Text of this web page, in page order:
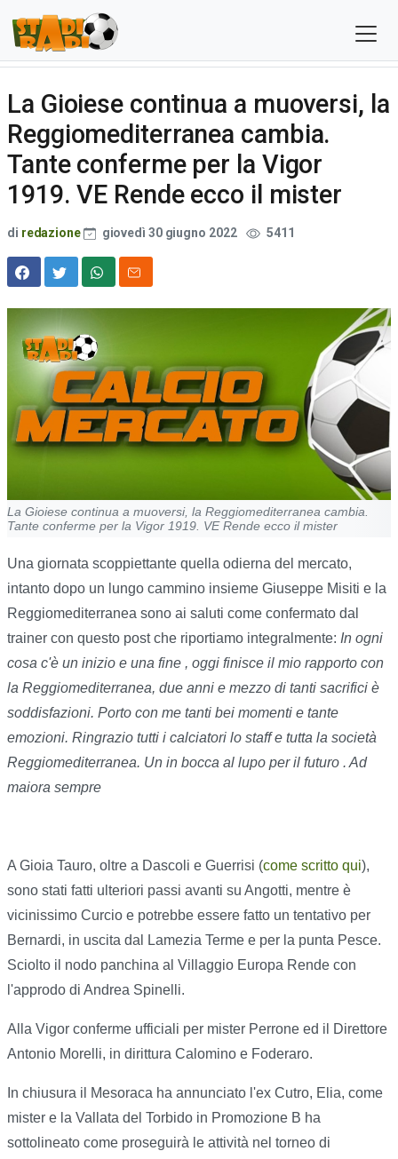
La Gioiese continua a muoversi, la
Reggiomediterranea cambia.
Tante conferme per la Vigor
1919. VE Rende ecco il mister
di redazione giovedì 30 giugno 2022 5411
La Gioiese continua a muoversi, la Reggiomediterranea cambia.
Tante conferme per la Vigor 1919. VE Rende ecco il mister
Una giornata scoppiettante quella odierna del mercato,
intanto dopo un lungo cammino insieme Giuseppe Misiti e la
Reggiomediterranea sono ai saluti come confermato dal
trainer con questo post che riportiamo integralmente: In ogni
cosa c'è un inizio e una fine , oggi finisce il mio rapporto con
la Reggiomediterranea, due anni e mezzo di tanti sacrifici è
soddisfazioni. Porto con me tanti bei momenti e tante
emozioni. Ringrazio tutti i calciatori lo staff e tutta la società
Reggiomediterranea. Un in bocca al lupo per il futuro . Ad
maiora sempre
A Gioia Tauro, oltre a Dascoli e Guerrisi (come scritto qui),
sono stati fatti ulteriori passi avanti su Angotti, mentre è
vicinissimo Curcio e potrebbe essere fatto un tentativo per
Bernardi, in uscita dal Lamezia Terme e per la punta Pesce.
Sciolto il nodo panchina al Villaggio Europa Rende con
l'approdo di Andrea Spinelli.
Alla Vigor conferme ufficiali per mister Perrone ed il Direttore
Antonio Morelli, in dirittura Calomino e Foderaro.
In chiusura il Mesoraca ha annunciato l'ex Cutro, Elia, come
mister e la Vallata del Torbido in Promozione B ha
sottolineato come proseguirà le attività nel torneo di